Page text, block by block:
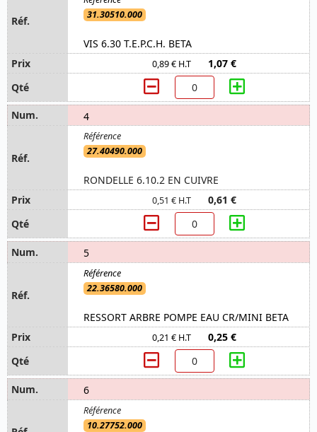
31.30510.000
VIS 6.30 T.E.P.C.H. BETA
0,89 € H.T 1,07 €
4
27.40490.000
RONDELLE 6.10.2 EN CUIVRE
0,51 € H.T 0,61 €
5
22.36580.000
RESSORT ARBRE POMPE EAU CR/MINI BETA
0,21 € H.T 0,25 €
6
10.27752.000